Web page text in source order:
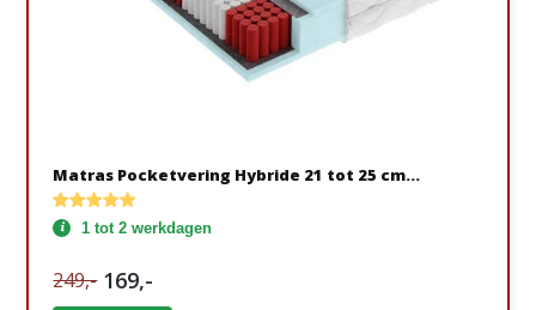
Matras Pocketvering Hybride 21 tot 25 cm...
1 tot 2 werkdagen
249,- 169,-